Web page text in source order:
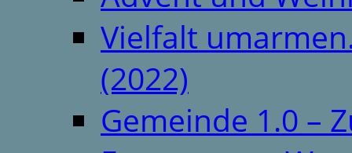
Vielfalt
(2022)
Gemeinde 1.0 –